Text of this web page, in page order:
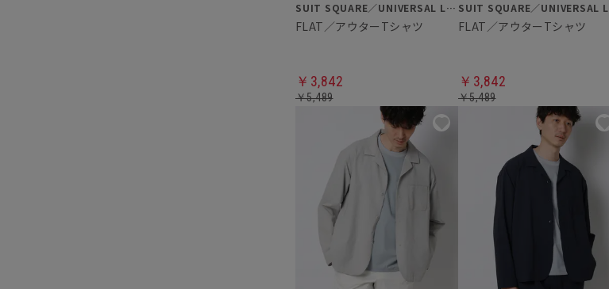
SUIT SQUARE／UNIVERSAL LANGUAGE
FLAT／アウターTシャツ
￥3,842
￥5,489
FLAT／アウターTシャツ
￥3,842
￥5,489